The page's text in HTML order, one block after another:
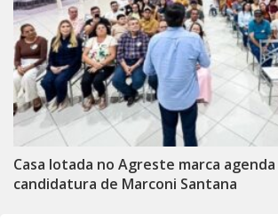
Casa lotada no Agreste marca
candidatura de Marconi Santana